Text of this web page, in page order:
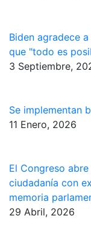
Biden agradece
que "todo es
3 Septiembre,
Se implementan
11 Enero, 2026
El Congreso
ciudadanía con
memoria
29 Abril, 2026